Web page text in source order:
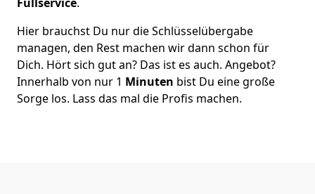
Hier brauchst Du nur die Schlüsselübergabe
managen, den Rest machen wir dann schon für
Dich. Hört sich gut an? Das ist es auch. Angebot?
Innerhalb von nur 1 Minuten bist Du eine große
Sorge los. Lass das mal die Profis machen.